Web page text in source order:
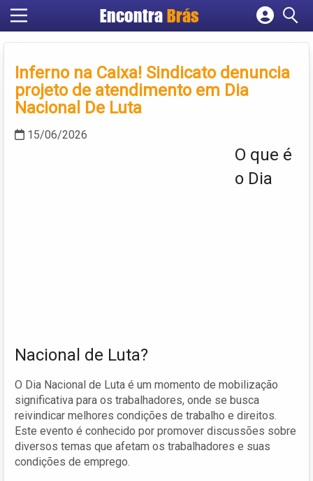
Encontra Brás
Cadastrar empresa
Criar conta
Inferno na Caixa! Sindicato denuncia
projeto de atendimento em Dia
Nacional De Luta
15/06/2026
O que é
o Dia
Nacional de Luta?
O Dia Nacional de Luta é um momento de mobilização
significativa para os trabalhadores, onde se busca
reivindicar melhores condições de trabalho e direitos.
Este evento é conhecido por promover discussões sobre
diversos temas que afetam os trabalhadores e suas
condições de emprego.